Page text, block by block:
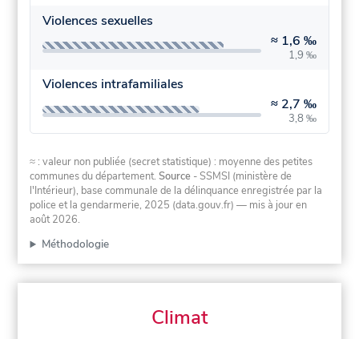
Violences sexuelles
≈ 1,6 ‰
1,9 ‰
Violences intrafamiliales
≈ 2,7 ‰
3,8 ‰
≈ : valeur non publiée (secret statistique) : moyenne des petites
communes du département.Source - SSMSI (ministère de
l'Intérieur), base communale de la délinquance enregistrée par la
police et la gendarmerie, 2025 (data.gouv.fr) — mis à jour en
août 2026.
Méthodologie
Climat